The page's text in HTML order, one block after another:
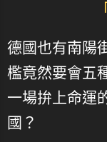
德國也有南陽
檻竟然要會五
一場拚上命運
國？